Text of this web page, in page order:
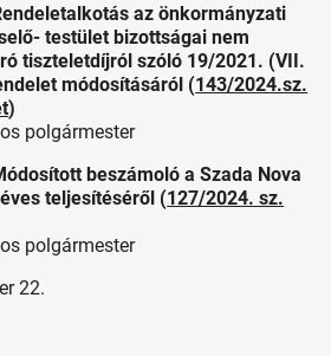
az önkormányzati
testület bizottságai nem
tiszteletdíjról szóló 19/2021. (VII.
módosításáról (143/2024.sz.
)
polgármester
beszámoló a Szada Nova
teljesítéséről (127/2024. sz.
polgármester
22.